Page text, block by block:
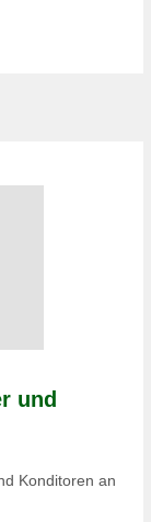
und
Konditoren an